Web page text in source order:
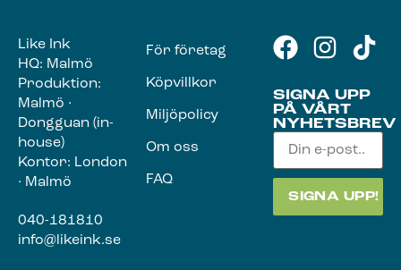
Like Ink
HQ: Malmö
Produktion:
Malmö ·
Dongguan (in-
house)
Kontor: London
· Malmö
040-181810
info@likeink.se
För företag
Köpvillkor
Miljöpolicy
Om oss
FAQ
SIGNA UPP
PÅ VÅRT
NYHETSBREV